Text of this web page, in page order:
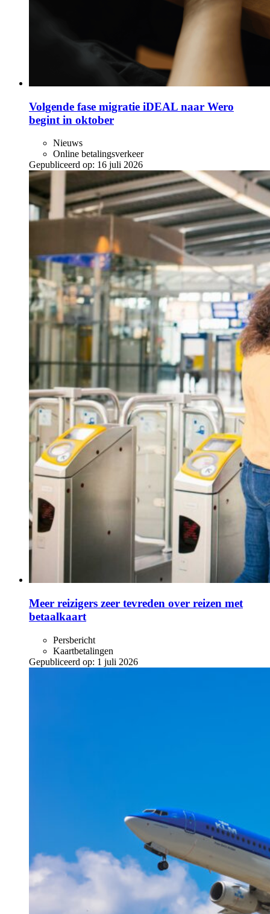
Volgende fase migratie iDEAL naar Wero
begint in oktober
Nieuws
Online betalingsverkeer
Gepubliceerd op: 16 juli 2026
Meer reizigers zeer tevreden over reizen met
betaalkaart
Persbericht
Kaartbetalingen
Gepubliceerd op: 1 juli 2026